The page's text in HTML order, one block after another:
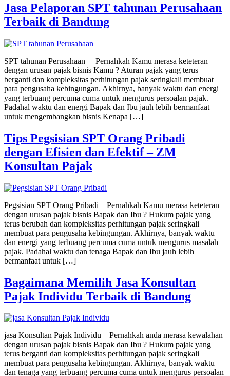
Jasa Pelaporan SPT tahunan Perusahaan
Terbaik di Bandung
SPT tahunan Perusahaan – Pernahkah Kamu merasa keteteran
dengan urusan pajak bisnis Kamu ? Aturan pajak yang terus
berganti dan kompleksitas perhitungan pajak seringkali membuat
para pengusaha kebingungan. Akhirnya, banyak waktu dan energi
yang terbuang percuma cuma untuk mengurus persoalan pajak.
Padahal waktu dan energi Bapak dan Ibu jauh lebih bermanfaat
untuk mengembangkan bisnis Kenapa […]
Tips Pegsisian SPT Orang Pribadi
dengan Efisien dan Efektif – ZM
Konsultan Pajak
Pegsisian SPT Orang Pribadi – Pernahkah Kamu merasa keteteran
dengan urusan pajak bisnis Bapak dan Ibu ? Hukum pajak yang
terus berubah dan kompleksitas perhitungan pajak seringkali
membuat para pengusaha kebingungan. Akhirnya, banyak waktu
dan energi yang terbuang percuma cuma untuk mengurus masalah
pajak. Padahal waktu dan tenaga Bapak dan Ibu jauh lebih
bermanfaat untuk […]
Bagaimana Memilih Jasa Konsultan
Pajak Individu Terbaik di Bandung
jasa Konsultan Pajak Individu – Pernahkah anda merasa kewalahan
dengan urusan pajak bisnis Bapak dan Ibu ? Hukum pajak yang
terus berganti dan kompleksitas perhitungan pajak seringkali
membuat para pengusaha kebingungan. Akhirnya, banyak waktu
dan tenaga yang terbuang percuma cuma untuk mengurus persoalan